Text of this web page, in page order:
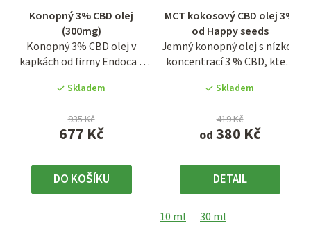
Konopný 3% CBD olej
(300mg)
Konopný 3% CBD olej v
kapkách od firmy Endoca v
hodnocení
produktu
je
4,6
z
hvězdiček.
Skladem
677 Kč
935 Kč
DO KOŠÍKU
MCT kokosový CBD olej 3%
od Happy seeds
Jemný konopný olej s nízkou
koncentrací 3 % CBD, který
hodnocení
produktu
je
4,4
z
hvězdiček.
Skladem
od 380 Kč
419 Kč
DETAIL
10 ml 30 ml